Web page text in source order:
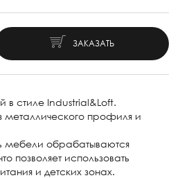
ЗАКАЗАТЬ
в стиле Industrial&Loft.
металлического профиля и
мебели обрабатываются
позволяет использовать
и детских зонах.